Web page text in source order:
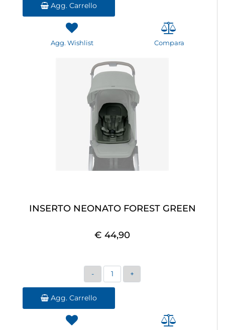
Agg. Carrello
Agg. Wishlist Compara
INSERTO NEONATO FOREST GREEN
€ 44,90
Quantità
Agg. Carrello